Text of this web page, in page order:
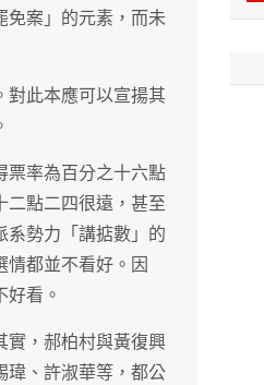
免案」的元素，而未
對此本應可以宣揚其
票率為百分之十六點
二點二四很遠，甚至
系勢力「講掂數」的
都並不看好。因
看。
實，郝柏村與黃復興
瑋、許淑華等，都公